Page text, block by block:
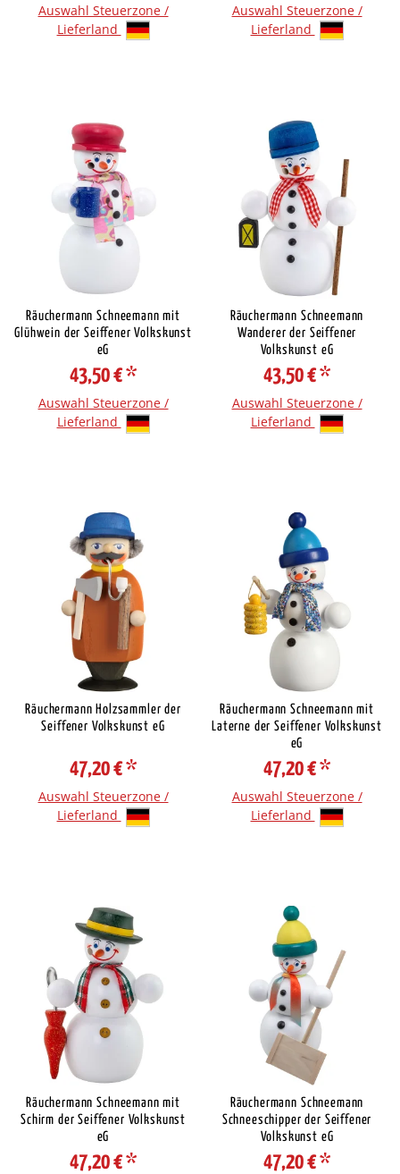
Auswahl Steuerzone /
Lieferland
Auswahl Steuerzone /
Lieferland
Räuchermann Schneemann mit
Glühwein der Seiffener Volkskunst
eG
43,50 €*
Auswahl Steuerzone /
Lieferland
Räuchermann Schneemann
Wanderer der Seiffener
Volkskunst eG
43,50 €*
Auswahl Steuerzone /
Lieferland
Räuchermann Holzsammler der
Seiffener Volkskunst eG
47,20 €*
Auswahl Steuerzone /
Lieferland
Räuchermann Schneemann mit
Laterne der Seiffener Volkskunst
eG
47,20 €*
Auswahl Steuerzone /
Lieferland
Räuchermann Schneemann mit
Schirm der Seiffener Volkskunst
eG
47,20 €*
Räuchermann Schneemann
Schneeschipper der Seiffener
Volkskunst eG
47,20 €*